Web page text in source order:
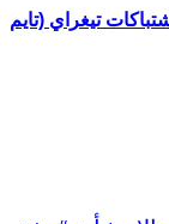
تيغراي (تايم